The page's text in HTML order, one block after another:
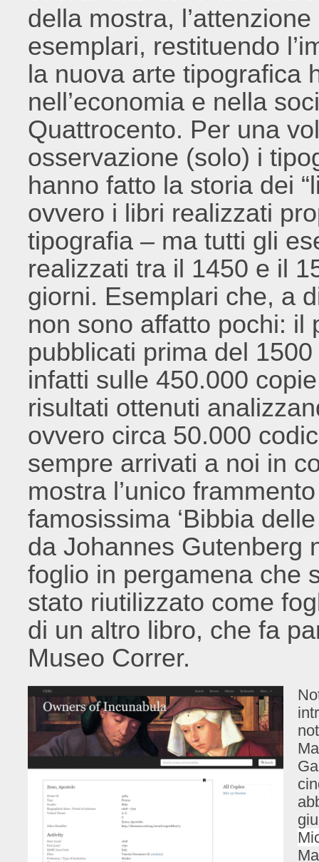
della mostra,
esemplari, restituendo
la nuova arte tipografica
nell’economia e nella
Quattrocento. Per una
osservazione (solo) i
hanno fatto la storia dei
ovvero i libri realizzati
tipografia – ma tutti gli
realizzati tra il 1450 e il
giorni. Esemplari che, a
non sono affatto pochi: il
pubblicati prima del
infatti sulle 450.000
risultati ottenuti
ovvero circa 50.000
sempre arrivati a noi in
mostra l’unico
famosissima ‘Bibbia
da Johannes Gutenberg
foglio in pergamena che
stato riutilizzato come
di un altro libro, che fa
Museo Correr.